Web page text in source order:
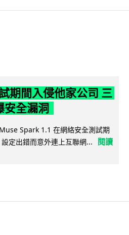
期間入侵他家公司 三
安全漏洞
Spark 1.1 在網絡安全測試期
定出錯而意外連上互聯網...
閱讀